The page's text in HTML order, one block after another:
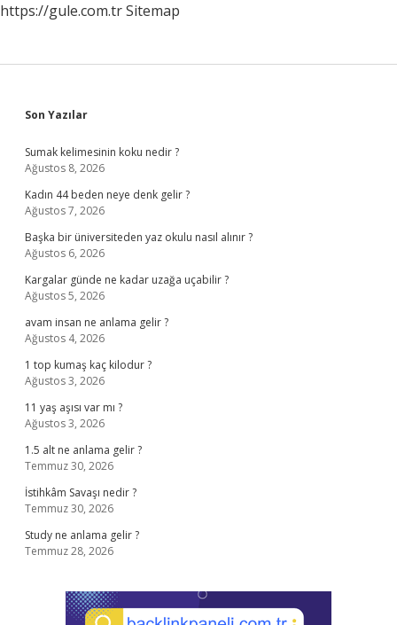
https://gule.com.trSitemap
Sidebar
Son Yazılar
Sumak kelimesinin koku nedir ?
Ağustos 8, 2026
Kadın 44 beden neye denk gelir ?
Ağustos 7, 2026
Başka bir üniversiteden yaz okulu nasıl alınır ?
Ağustos 6, 2026
Kargalar günde ne kadar uzağa uçabilir ?
Ağustos 5, 2026
avam insan ne anlama gelir ?
Ağustos 4, 2026
1 top kumaş kaç kilodur ?
Ağustos 3, 2026
11 yaş aşısı var mı ?
Ağustos 3, 2026
1.5 alt ne anlama gelir ?
Temmuz 30, 2026
İstihkâm Savaşı nedir ?
Temmuz 30, 2026
Study ne anlama gelir ?
Temmuz 28, 2026